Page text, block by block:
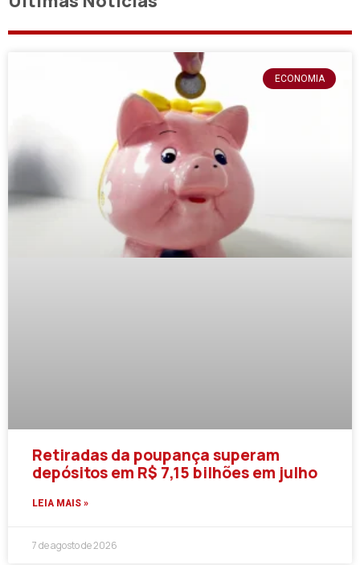
ECONOMIA
Retiradas da poupança superam
depósitos em R$ 7,15 bilhões em julho
LEIA MAIS »
7 de agosto de 2026